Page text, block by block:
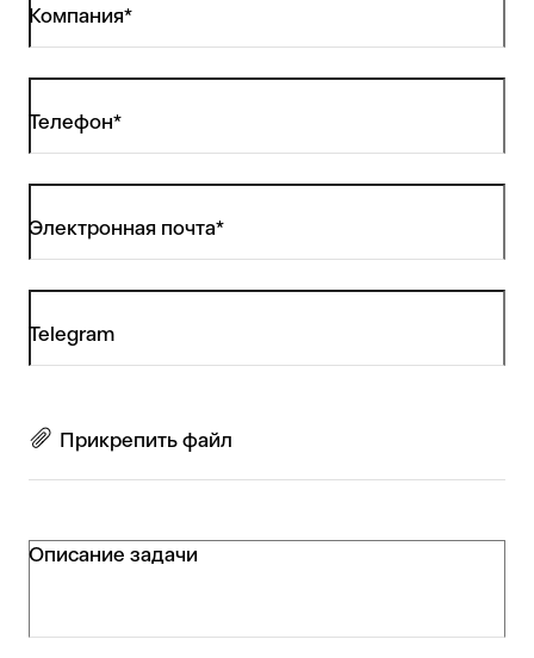
Компания*
Телефон*
Электронная почта*
Telegram
Прикрепить файл
Описание задачи